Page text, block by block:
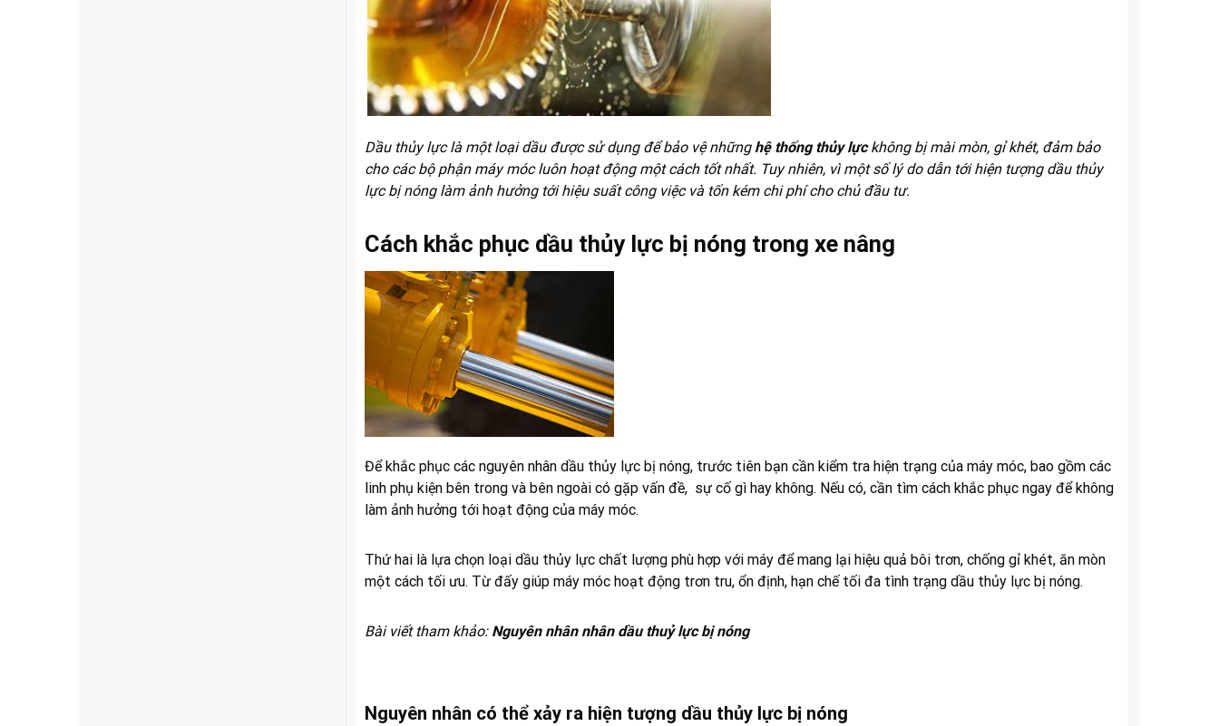
Dầu thủy lực là một loại dầu được sử dụng để bảo vệ những hệ thống thủy lựckhông bị mài mòn, gỉ khét, đảm bảo
cho các bộ phận máy móc luôn hoạt động một cách tốt nhất. Tuy nhiên, vì một số lý do dẫn tới hiện tượng dầu thủy
lực bị nóng làm ảnh hưởng tới hiệu suất công việc và tốn kém chi phí cho chủ đầu tư.
Cách khắc phục dầu thủy lực bị nóng trong xe nâng
Để khắc phục các nguyên nhân dầu thủy lực bị nóng, trước tiên bạn cần kiểm tra hiện trạng của máy móc, bao gồm các
linh phụ kiện bên trong và bên ngoài có gặp vấn đề, sự cố gì hay không. Nếu có, cần tìm cách khắc phục ngay để không
làm ảnh hưởng tới hoạt động của máy móc.
Thứ hai là lựa chọn loạidầu thủy lực chất lượng phù hợp với máy để mang lại hiệu quả bôi trơn, chống gỉ khét, ăn mòn
một cách tối ưu. Từ đấy giúp máy móc hoạt động trơn tru, ổn định, hạn chế tối đa tình trạng dầu thủy lực bị nóng.
Bài viết tham khảo: Nguyên nhân nhân dầu thuỷ lực bị nóng
Nguyên nhân có thể xảy ra hiện tượng dầu thủy lực bị nóng